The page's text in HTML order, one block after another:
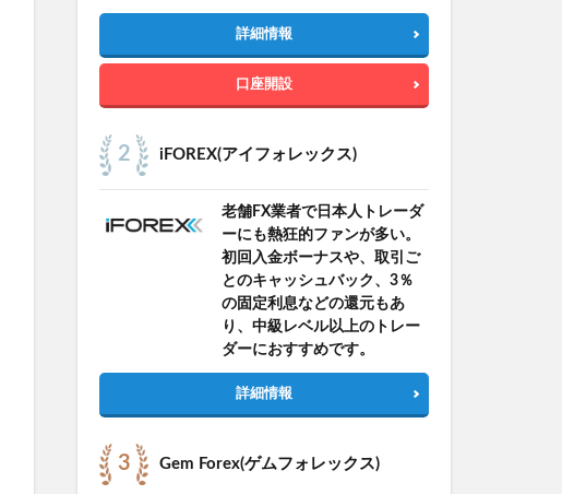
詳細情報
口座開設
iFOREX(アイフォレックス)
老舗FX業者で日本人トレーダ
ーにも熱狂的ファンが多い。
初回入金ボーナスや、取引ご
とのキャッシュバック、3％
の固定利息などの還元もあ
り、中級レベル以上のトレー
ダーにおすすめです。
詳細情報
Gem Forex(ゲムフォレックス)